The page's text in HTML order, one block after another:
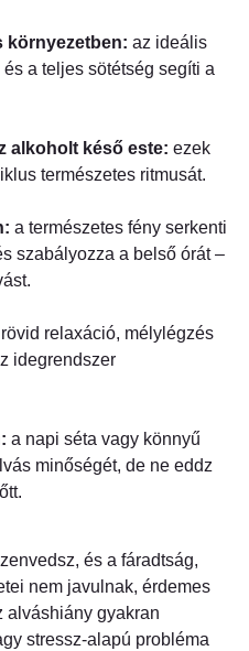
környezetben: az ideális
a teljes sötétség segíti a
alkoholt késő este: ezek
természetes ritmusát.
a természetes fény serkenti
szabályozza a belső órát –
rövid relaxáció, mélylégzés
idegrendszer
a napi séta vagy könnyű
minőségét, de ne eddz
és a fáradtság,
nem javulnak, érdemes
alváshiány gyakran
stressz-alapú probléma